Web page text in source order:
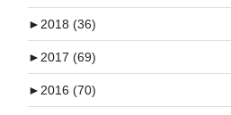
►2018 (36)
►2017 (69)
►2016 (70)